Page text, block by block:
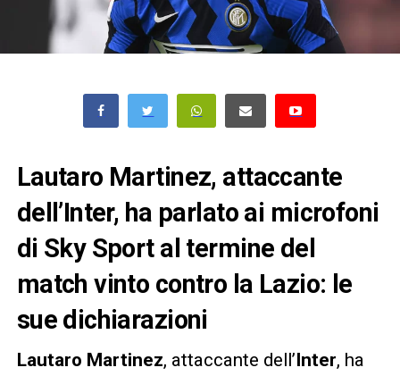
Lautaro Martinez, attaccante
dell’Inter, ha parlato ai microfoni
di Sky Sport al termine del
match vinto contro la Lazio: le
sue dichiarazioni
Lautaro Martinez, attaccante dell’ Inter, ha